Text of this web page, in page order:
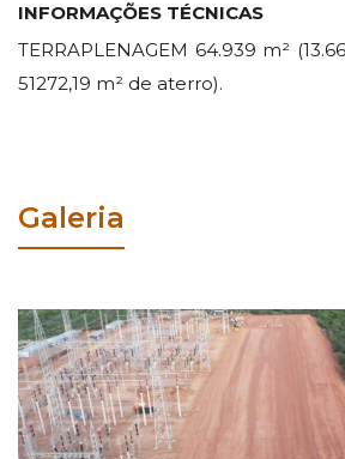
INFORMAÇÕES TÉCNICAS
TERRAPLENAGEM 64.939 m²
51272,19 m² de aterro).
Galeria